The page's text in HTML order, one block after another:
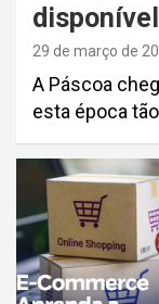
disponível
29 de março de
A Páscoa
esta época